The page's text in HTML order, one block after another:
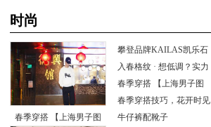
时尚
春季穿搭【上海男子图
攀登品牌KAILAS凯乐石
为中国攀岩
入春格纹·想低调？实力
不允许
春季穿搭【上海男子图
鉴】
春季穿搭技巧，花开时见
你
牛仔裤配靴子